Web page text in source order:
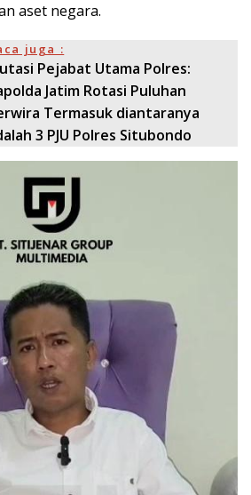
aset negara.
juga :
Pejabat Utama Polres:
Jatim Rotasi Puluhan
Termasuk diantaranya
3 PJU Polres Situbondo